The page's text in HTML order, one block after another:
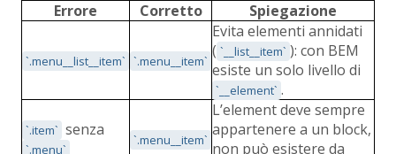
Errore Corretto Spiegazione
`.menu__list__item` `.menu__item`
Evita elementi annidati
( `__list__item` ): con BEM
esiste un solo livello di
`__element` .
`.item` senza
`.menu`
`.menu__item`
L’element deve sempre
appartenere a un block,
non può esistere da